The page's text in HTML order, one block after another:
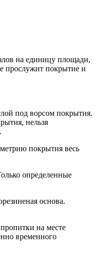
на единицу площади,
прослужит покрытие и
под ворсом покрытия.
нельзя
покрытия весь
определенные
основа.
на месте
временного